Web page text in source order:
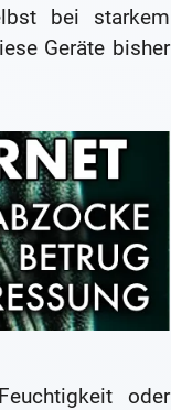
bei starkem
Geräte bisher
oder